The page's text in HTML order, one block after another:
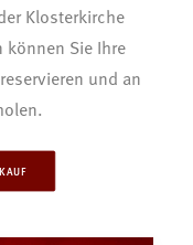
Klosterkirche
Sie Ihre
und an